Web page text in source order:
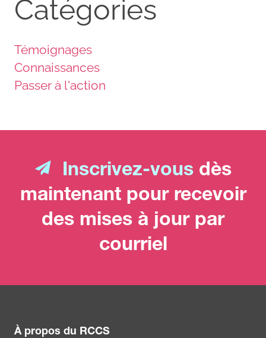
Catégories
Témoignages
Connaissances
Passer à l'action
Inscrivez-vous dès
maintenant pour recevoir
des mises à jour par
courriel
À propos du RCCS